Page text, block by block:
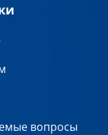
вопросы